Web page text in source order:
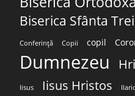
Biserica Sfânta
Conferință Copii copil
Dumnezeu
Iisus Iisus Hristos